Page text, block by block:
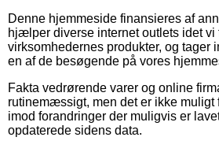
Denne hjemmeside finansieres af
hjælper diverse internet outlets idet vi
virksomhedernes produkter, og tager
en af de besøgende på vores
Fakta vedrørende varer og online
rutinemæssigt, men det er ikke muligt
imod forandringer der muligvis er
opdaterede sidens data.